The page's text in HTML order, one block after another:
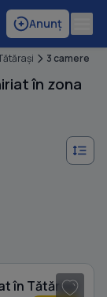
Anunț
3 camere
în zona
în Tătărași